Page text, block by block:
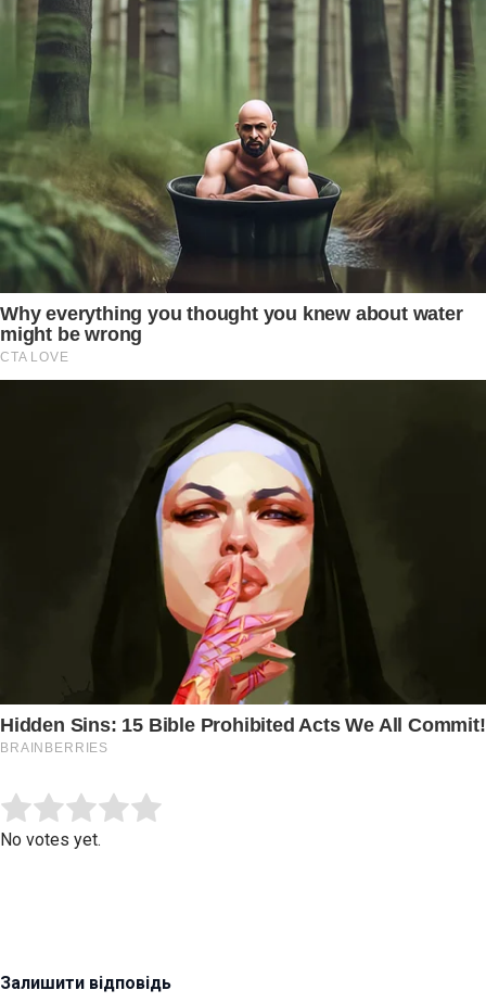
Rate this item:
No votes yet.
Залишити відповідь